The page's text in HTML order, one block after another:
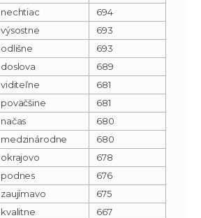
nechtiac
694
výsostne
693
odlišne
693
doslova
689
viditeľne
681
poväčšine
681
načas
680
medzinárodne
680
okrajovo
678
podnes
676
zaujímavo
675
kvalitne
667